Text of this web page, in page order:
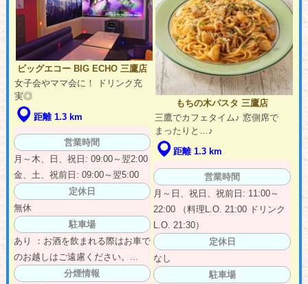
ビッグエコー BIG ECHO 三鷹店
女子会やママ会に！ ドリンク充
実◎
距離 1.3 km
営業時間
月～木、日、祝日: 09:00～翌2:00
金、土、祝前日: 09:00～翌5:00
定休日
無休
駐車場
あり ：お酒を飲まれる際はお車で
のお越しはご遠慮ください。...
分煙情報
もちの木パスタ 三鷹店
三鷹でカフェタイム♪ 窓側席で
まったりと…♪
距離 1.3 km
営業時間
月～日、祝日、祝前日: 11:00～
22:00 （料理L.O. 21:00 ドリンク
L.O. 21:30）
定休日
なし
駐車場